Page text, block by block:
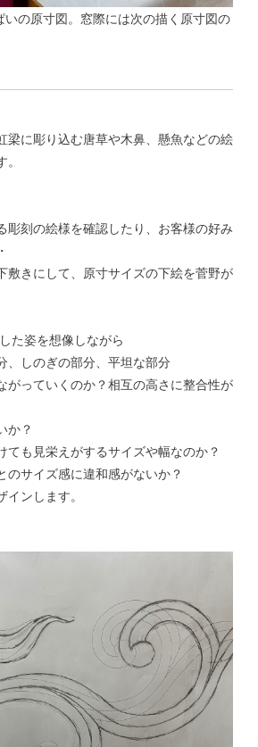
の原寸図。窓際には次の描く原寸図の
梁に彫り込む唐草や木鼻、懸魚などの絵
彫刻の絵様を確認したり、お客様の好み
敷きにして、原寸サイズの下絵を菅野が
た姿を想像しながら
、しのぎの部分、平坦な部分
っていくのか？相互の高さに整合性が
か？
ても見栄えがするサイズや幅なのか？
のサイズ感に違和感がないか？
インします。